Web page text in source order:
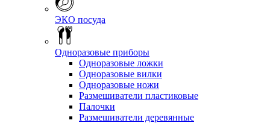
ЭКО посуда
Одноразовые приборы
Одноразовые ложки
Одноразовые вилки
Одноразовые ножи
Размешиватели пластиковые
Палочки
Размешиватели деревянные